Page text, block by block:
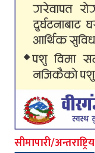
सीमापारी/अन्तराष्ट्रिय